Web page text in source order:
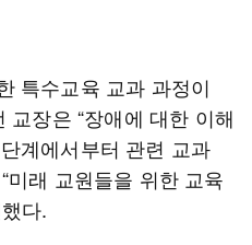
특수교육 교과 과정이
장은 “장애에 대한 이해
계에서부터 관련 교과
미래 교원들을 위한 교육
다.